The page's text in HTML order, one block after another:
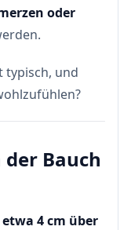
oder
typisch, und
Bauch
4 cm über